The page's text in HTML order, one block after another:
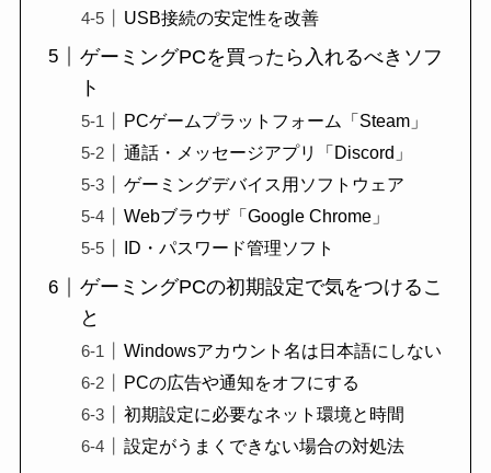
USB接続の安定性を改善
ゲーミングPCを買ったら入れるべきソフ
ト
PCゲームプラットフォーム「Steam」
通話・メッセージアプリ「Discord」
ゲーミングデバイス用ソフトウェア
Webブラウザ「Google Chrome」
ID・パスワード管理ソフト
ゲーミングPCの初期設定で気をつけるこ
と
Windowsアカウント名は日本語にしない
PCの広告や通知をオフにする
初期設定に必要なネット環境と時間
設定がうまくできない場合の対処法